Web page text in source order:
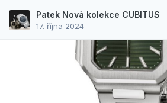
Patek Novà kolekce CUBITUS
17. října 2024